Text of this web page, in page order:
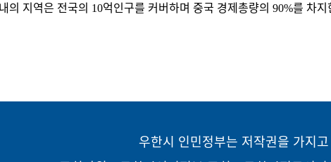
의 지역은 전국의 10억인구를 커버하며 중국 경제총량의 90%를 차지
우한시 인민정부는 저작권을 가지